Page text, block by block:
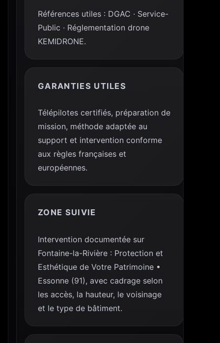
Références utiles : DGAC · Service-
Public · Réglementation drone
KEMIDRONE.
GARANTIES UTILES
Télépilotes certifiés, préparation de
mission, méthode adaptée au
support et intervention conforme
aux règles françaises et
européennes.
ZONE SUIVIE
Intervention documentée sur
Fontaine-la-Rivière : Protection et
Esthétique de Votre Patrimoine •
Essonne (91), avec cadrage selon
les accès, la hauteur, le voisinage
et le type de bâtiment.